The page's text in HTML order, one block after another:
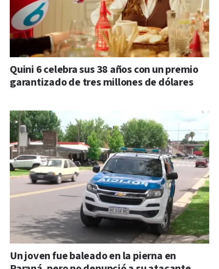
Quini 6 celebra sus 38 años con un premio
garantizado de tres millones de dólares
Un joven fue baleado en la pierna en